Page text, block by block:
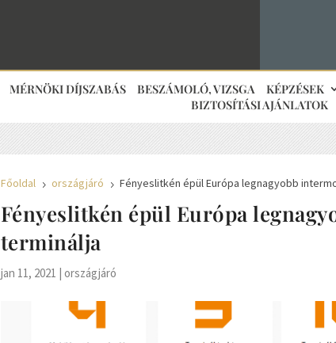
MÉRNÖKI DÍJSZABÁS BESZÁMOLÓ, VIZSGA KÉPZÉSEK
BIZTOSÍTÁSI AJÁNLATOK
Főoldal 5 országjáró 5 Fényeslitkén épül Európa legnagyobb
Fényeslitkén épül Európa
terminálja
jan 11, 2021 | országjáró